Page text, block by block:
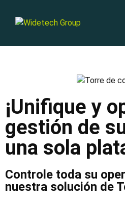
¡Unifique y
gestión de
una sola
Controle toda su
nuestra solución de